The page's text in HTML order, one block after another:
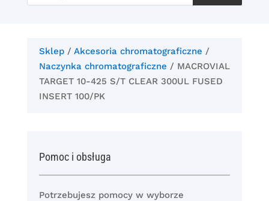
Sklep/ Akcesoria chromatograficzne /
Naczynka chromatograficzne / MACROVIAL
TARGET 10-425 S/T CLEAR 300UL FUSED
INSERT 100/PK
Pomoc i obsługa
Potrzebujesz pomocy w wyborze